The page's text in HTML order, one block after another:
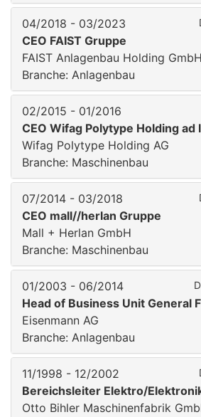
04/2018 - 03/2023
CEO FAIST Gruppe
FAIST Anlagenbau Holding
Branche: Anlagenbau
02/2015 - 01/2016
CEO Wifag Polytype Holding ad
Wifag Polytype Holding AG
Branche: Maschinenbau
07/2014 - 03/2018
CEO mall//herlan Gruppe
Mall + Herlan GmbH
Branche: Maschinenbau
01/2003 - 06/2014
Head of Business Unit General
Eisenmann AG
Branche: Anlagenbau
11/1998 - 12/2002
Bereichsleiter Elektro/
Otto Bihler Maschinenfabrik